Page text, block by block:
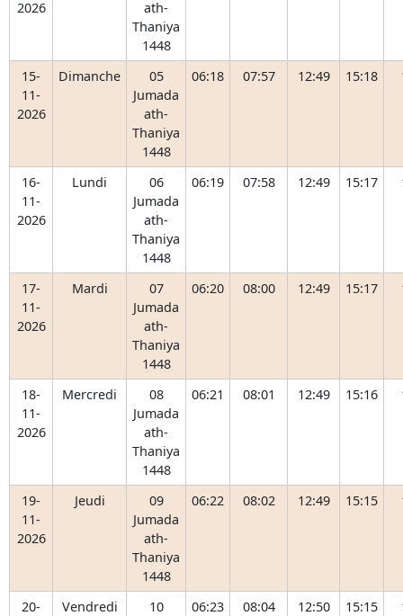
2026
ath-
Thaniya
1448
15-
11-
2026
Dimanche
05
Jumada
ath-
Thaniya
1448
06:18 07:57 12:49 15:18
16-
11-
2026
Lundi
06
Jumada
ath-
Thaniya
1448
06:19 07:58 12:49 15:17
17-
11-
2026
Mardi
07
Jumada
ath-
Thaniya
1448
06:20 08:00 12:49 15:17
18-
11-
2026
Mercredi
08
Jumada
ath-
Thaniya
1448
06:21 08:01 12:49 15:16
19-
11-
2026
Jeudi
09
Jumada
ath-
Thaniya
1448
06:22 08:02 12:49 15:15
20-
Vendredi
10
06:23 08:04 12:50 15:15